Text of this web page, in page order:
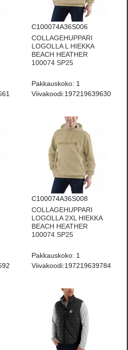
C100074A36S006
COLLAGEHUPPARI
LOGOLLA L HIEKKA
BEACH HEATHER
100074 SP25
Pakkauskoko: 1
Viivakoodi:197219639630
C100074A36S008
COLLAGEHUPPARI
LOGOLLA 2XL HIEKKA
BEACH HEATHER
100074 SP25
Pakkauskoko: 1
Viivakoodi:197219639784